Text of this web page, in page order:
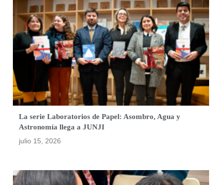
La serie Laboratorios de Papel: Asombro, Agua y
Astronomía llega a JUNJI
julio 15, 2026